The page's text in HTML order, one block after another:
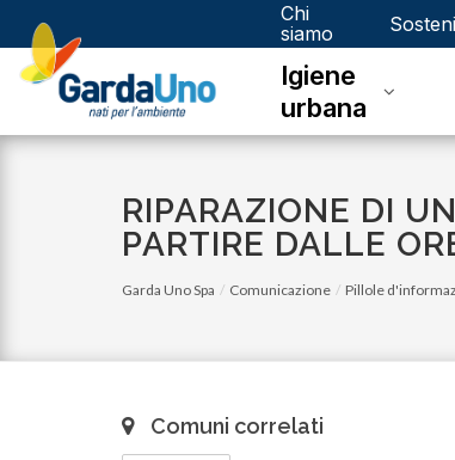
Gardauno
Spa
Chi
siamo
Igiene
urbana
RIPARAZIONE DI
PARTIRE DALLE
Garda Uno Spa Comunicazione Pillole
Comuni correlati